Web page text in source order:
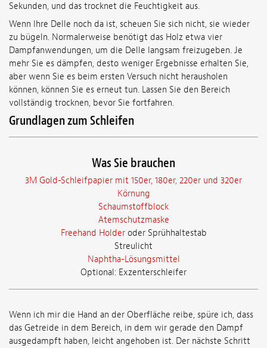
Sekunden, und das trocknet die Feuchtigkeit aus.
Wenn Ihre Delle noch da ist, scheuen Sie sich nicht, sie wieder
zu bügeln. Normalerweise benötigt das Holz etwa vier
Dampfanwendungen, um die Delle langsam freizugeben. Je
mehr Sie es dämpfen, desto weniger Ergebnisse erhalten Sie,
aber wenn Sie es beim ersten Versuch nicht herausholen
können, können Sie es erneut tun. Lassen Sie den Bereich
vollständig trocknen, bevor Sie fortfahren.
Grundlagen zum Schleifen
Was Sie brauchen
3M Gold-Schleifpapier mit 150er, 180er, 220er und 320er
Körnung
Schaumstoffblock
Atemschutzmaske
Freehand Holderoder Sprühhaltestab
Streulicht
Naphtha-Lösungsmittel
Optional: Exzenterschleifer
Wenn ich mir die Hand an der Oberfläche reibe, spüre ich, dass
das Getreide in dem Bereich, in dem wir gerade den Dampf
ausgedampft haben, leicht angehoben ist. Der nächste Schritt